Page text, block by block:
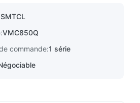
SMTCL
VMC850Q
commande:1 série